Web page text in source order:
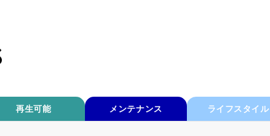
再生可能 メンテナンス ライフスタイル